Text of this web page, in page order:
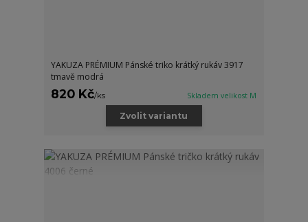
YAKUZA PRÉMIUM Pánské triko krátký rukáv 3917
tmavě modrá
820 Kč/ks Skladem velikost M
Zvolit variantu